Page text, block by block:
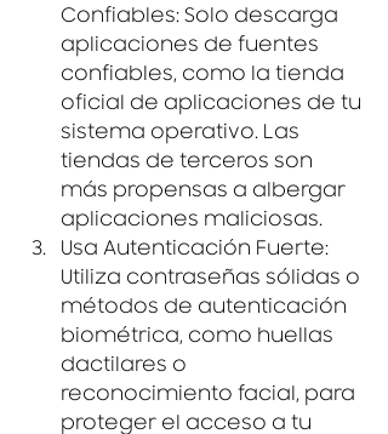
Confiables: Solo descarga
aplicaciones de fuentes
confiables, como la tienda
oficial de aplicaciones de tu
sistema operativo. Las
tiendas de terceros son
más propensas a albergar
aplicaciones maliciosas.
Usa Autenticación Fuerte:
Utiliza contraseñas sólidas o
métodos de autenticación
biométrica, como huellas
dactilares o
reconocimiento facial, para
proteger el acceso a tu